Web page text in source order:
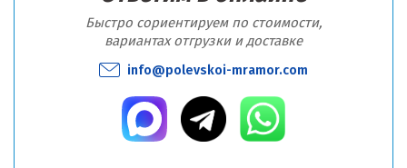
Быстро сориентируем по стоимости,
вариантах отгрузки и доставке
info@polevskoi-mramor.com